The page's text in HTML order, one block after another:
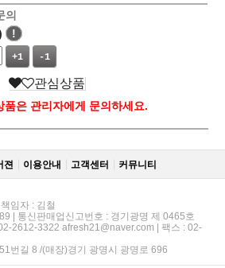
의
!
+1 -1
관심상품
품은 관리자에게 문의하세요.
젼 이용안내 고객센터 커뮤니티
임자 : 김철
| 통신판매업신고번호 : 경기광명 제 0465호
2612-3322 afresh21@naver.com | 팩스 : 02-
번길 8 /(매장)경기 광명시 광명로 696